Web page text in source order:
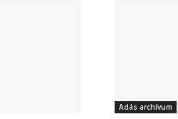
Adás archívum